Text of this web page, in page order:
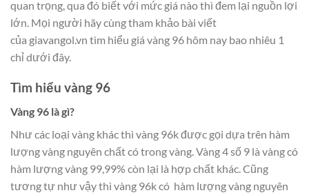
quan trọng, qua đó biết với mức giá nào thì đem lại nguồn lợi
lớn. Mọi người hãy cùng tham khảo bài viết
của giavangol.vn tìm hiểu giá vàng 96 hôm nay bao nhiêu 1
chỉ dưới đây.
Tìm hiểu vàng 96
Vàng 96 là gì?
Như các loại vàng khác thì vàng 96k được gọi dựa trên hàm
lượng vàng nguyên chất có trong vàng. Vàng 4 số 9 là vàng có
hàm lượng vàng 99,99% còn lại là hợp chất khác. Cũng
tương tự như vậy thì vàng 96k có hàm lượng vàng nguyên